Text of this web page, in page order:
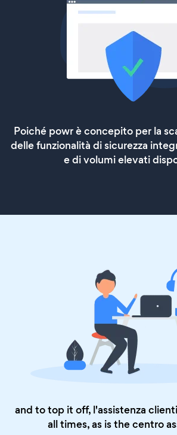
Poiché powr è concepito per la
delle funzionalità di sicurezza
e di volumi elevati
and to top it off, l'assistenza
all times, as is thecentro